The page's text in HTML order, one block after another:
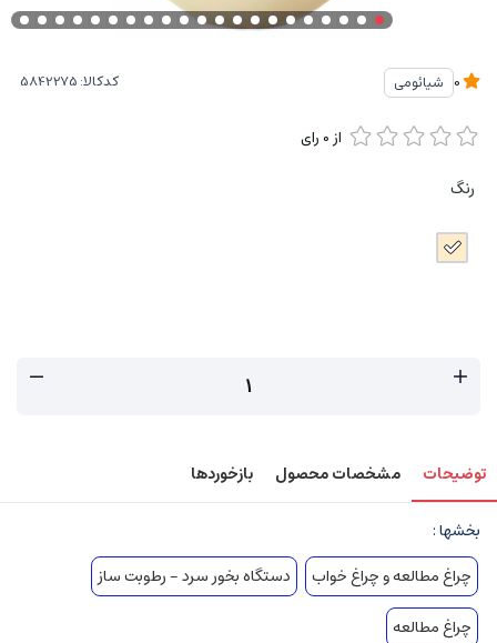
شیائومی کدکالا:
از 0 رای
رنگ
توضیحات مشخصات محصول بازخوردها
بخشها :
چراغ مطالعه و چراغ خواب
دستگاه بخور سرد - رطوبت ساز
چراغ مطالعه